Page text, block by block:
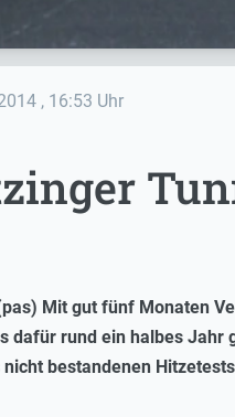
, 16:53 Uhr
Mit gut fünf Monaten
dafür rund ein halbes
nicht bestandenen